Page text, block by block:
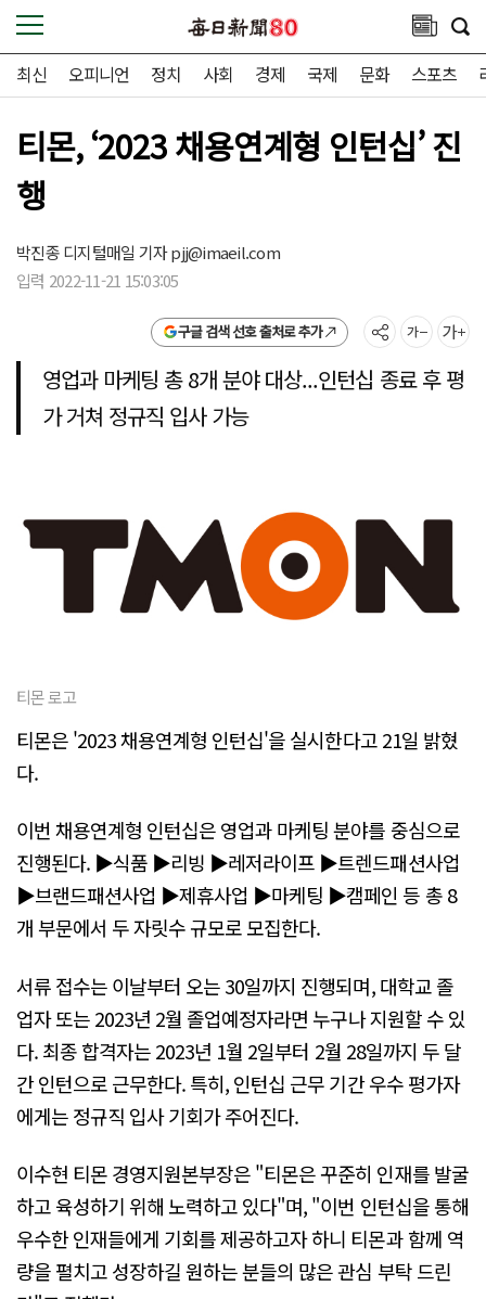
최신 오피니언 정치 사회 경제 국제 문화 스포츠
티몬, ‘2023 채용연계형 인턴십’ 진
행
박진종 디지털매일 기자pjj@imaeil.com
입력 2022-11-21 15:03:05
구글 검색 선호 출처로 추가
영업과 마케팅 총 8개 분야 대상...인턴십 종료 후 평
가 거쳐 정규직 입사 가능
티몬 로고
티몬은 '2023 채용연계형 인턴십'을 실시한다고 21일 밝혔
다.
이번 채용연계형 인턴십은 영업과 마케팅 분야를 중심으로
진행된다. ▶식품 ▶리빙 ▶레저라이프 ▶트렌드패션사업
▶브랜드패션사업 ▶제휴사업 ▶마케팅 ▶캠페인 등 총 8
개 부문에서 두 자릿수 규모로 모집한다.
서류 접수는 이날부터 오는 30일까지 진행되며, 대학교 졸
업자 또는 2023년 2월 졸업예정자라면 누구나 지원할 수 있
다. 최종 합격자는 2023년 1월 2일부터 2월 28일까지 두 달
간 인턴으로 근무한다. 특히, 인턴십 근무 기간 우수 평가자
에게는 정규직 입사 기회가 주어진다.
이수현 티몬 경영지원본부장은 "티몬은 꾸준히 인재를 발굴
하고 육성하기 위해 노력하고 있다"며, "이번 인턴십을 통해
우수한 인재들에게 기회를 제공하고자 하니 티몬과 함께 역
량을 펼치고 성장하길 원하는 분들의 많은 관심 부탁 드린